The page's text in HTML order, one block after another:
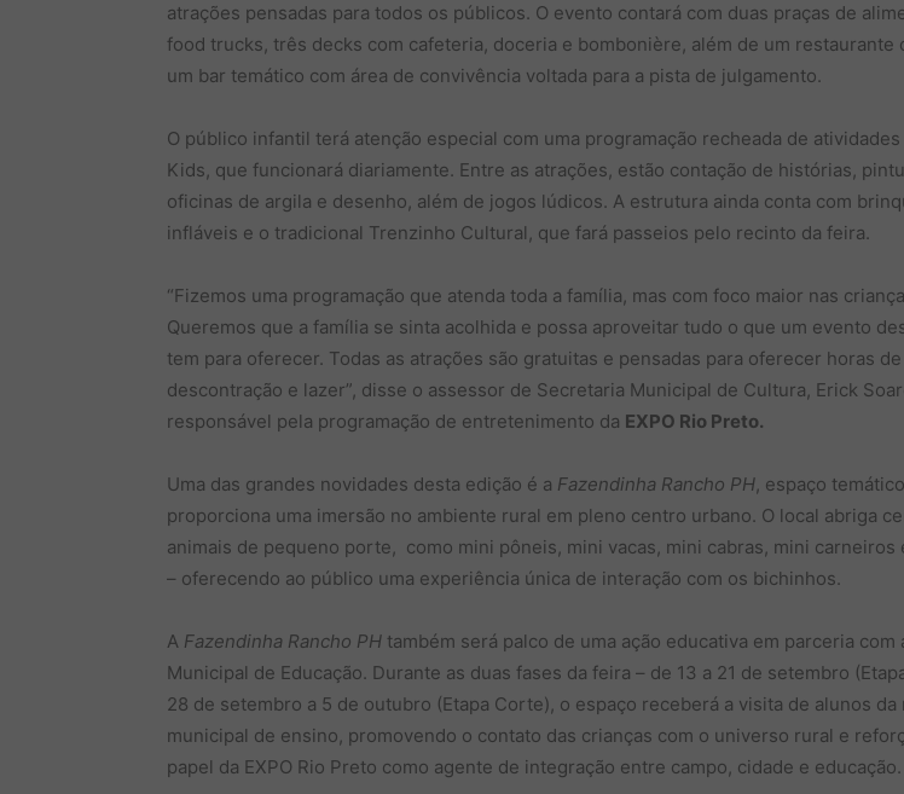
atrações pensadas para todos os públicos. O evento contará com duas praças de
food trucks, três decks com cafeteria, doceria e bombonière, além de um restaurante
um bar temático com área de convivência voltada para a pista de julgamento.
O público infantil terá atenção especial com uma programação recheada de atividades
Kids, que funcionará diariamente. Entre as atrações, estão contação de histórias,
oficinas de argila e desenho, além de jogos lúdicos. A estrutura ainda conta com
infláveis e o tradicional Trenzinho Cultural, que fará passeios pelo recinto da feira.
“Fizemos uma programação que atenda toda a família, mas com foco maior nas
Queremos que a família se sinta acolhida e possa aproveitar tudo o que um evento
tem para oferecer. Todas as atrações são gratuitas e pensadas para oferecer horas de
descontração e lazer”, disse o assessor de Secretaria Municipal de Cultura, Erick
responsável pela programação de entretenimento da EXPO Rio Preto.
Uma das grandes novidades desta edição é a Fazendinha Rancho PH, espaço
proporciona uma imersão no ambiente rural em pleno centro urbano. O local abriga
animais de pequeno porte, como mini pôneis, mini vacas, mini cabras, mini carneiros
– oferecendo ao público uma experiência única de interação com os bichinhos.
A Fazendinha Rancho PH também será palco de uma ação educativa em parceria com
Municipal de Educação. Durante as duas fases da feira – de 13 a 21 de setembro
28 de setembro a 5 de outubro (Etapa Corte), o espaço receberá a visita de alunos da
municipal de ensino, promovendo o contato das crianças com o universo rural e
papel da EXPO Rio Preto como agente de integração entre campo, cidade e educação.